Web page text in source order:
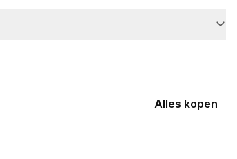
Alles kopen